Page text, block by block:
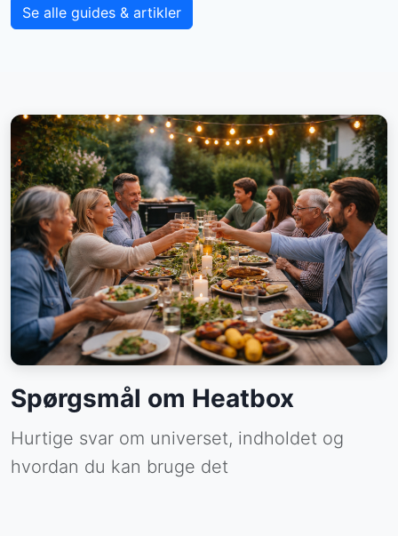
Se alle guides & artikler
Spørgsmål om Heatbox
Hurtige svar om universet, indholdet og
hvordan du kan bruge det